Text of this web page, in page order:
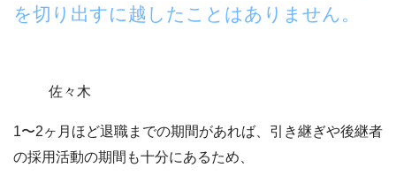
を切り出すに越したことはありません。
佐々木
1〜2ヶ月ほど退職までの期間があれば、 引き継ぎや後継者
の採用活動の期間も十分にあるため、